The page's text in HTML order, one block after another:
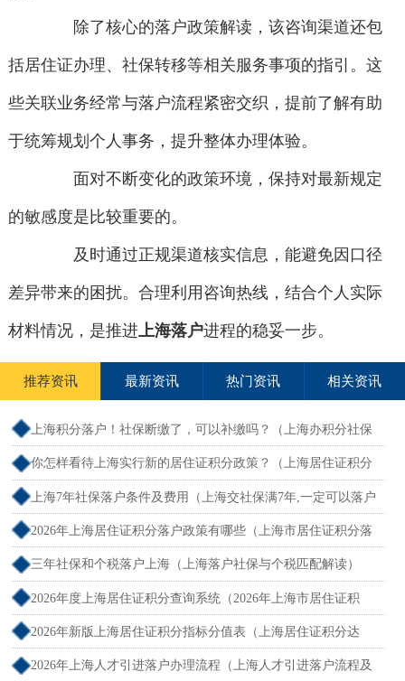
除了核心的落户政策解读，该咨询渠道还包
括居住证办理、社保转移等相关服务事项的指引。这
些关联业务经常与落户流程紧密交织，提前了解有助
于统筹规划个人事务，提升整体办理体验。
面对不断变化的政策环境，保持对最新规定
的敏感度是比较重要的。
及时通过正规渠道核实信息，能避免因口径
差异带来的困扰。合理利用咨询热线，结合个人实际
材料情况，是推进上海落户进程的稳妥一步。
推荐资讯 最新资讯 热门资讯 相关资讯
上海积分落户！社保断缴了，可以补缴吗？（上海办积分社保
断交需要重新计算吗）
你怎样看待上海实行新的居住证积分政策？（上海居住证积分
新规）
上海7年社保落户条件及费用（上海交社保满7年,一定可以落户
吗？）
2026年上海居住证积分落户政策有哪些（上海市居住证积分落
户政策2026年）
三年社保和个税落户上海（上海落户社保与个税匹配解读）
2026年度上海居住证积分查询系统（2026年上海市居住证积
分）
2026年新版上海居住证积分指标分值表（上海居住证积分达
标）
2026年上海人才引进落户办理流程（上海人才引进落户流程及